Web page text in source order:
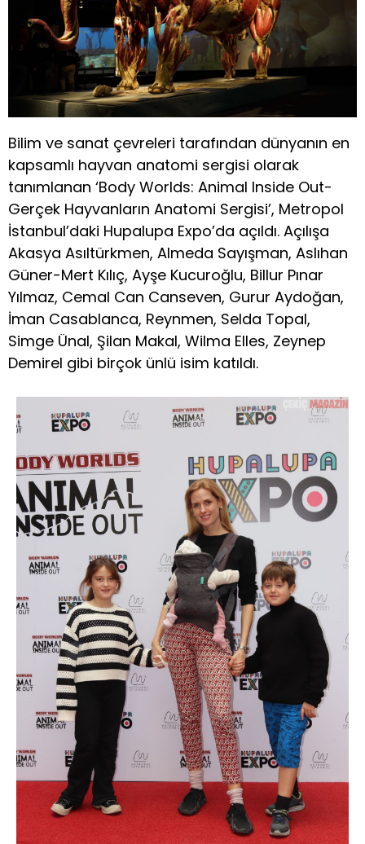
Bilim ve sanat çevreleri tarafından dünyanın en
kapsamlı hayvan anatomi sergisi olarak
tanımlanan ‘Body Worlds: Animal Inside Out-
Gerçek Hayvanların Anatomi Sergisi’, Metropol
İstanbul’daki Hupalupa Expo’da açıldı. Açılışa
Akasya Asıltürkmen, Almeda Sayışman, Aslıhan
Güner-Mert Kılıç, Ayşe Kucuroğlu, Billur Pınar
Yılmaz, Cemal Can Canseven, Gurur Aydoğan,
İman Casablanca, Reynmen, Selda Topal,
Simge Ünal, Şilan Makal, Wilma Elles, Zeynep
Demirel gibi birçok ünlü isim katıldı.